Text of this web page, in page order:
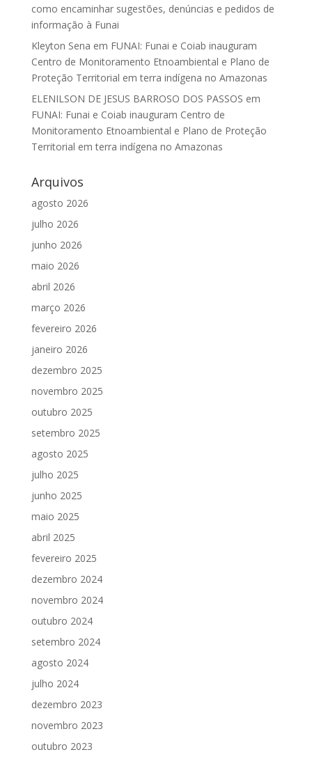
como encaminhar sugestões, denúncias e pedidos de
informação à Funai
Kleyton Sena em FUNAI: Funai e Coiab inauguram
Centro de Monitoramento Etnoambiental e Plano de
Proteção Territorial em terra indígena no Amazonas
ELENILSON DE JESUS BARROSO DOS PASSOS em
FUNAI: Funai e Coiab inauguram Centro de
Monitoramento Etnoambiental e Plano de Proteção
Territorial em terra indígena no Amazonas
Arquivos
agosto 2026
julho 2026
junho 2026
maio 2026
abril 2026
março 2026
fevereiro 2026
janeiro 2026
dezembro 2025
novembro 2025
outubro 2025
setembro 2025
agosto 2025
julho 2025
junho 2025
maio 2025
abril 2025
fevereiro 2025
dezembro 2024
novembro 2024
outubro 2024
setembro 2024
agosto 2024
julho 2024
dezembro 2023
novembro 2023
outubro 2023